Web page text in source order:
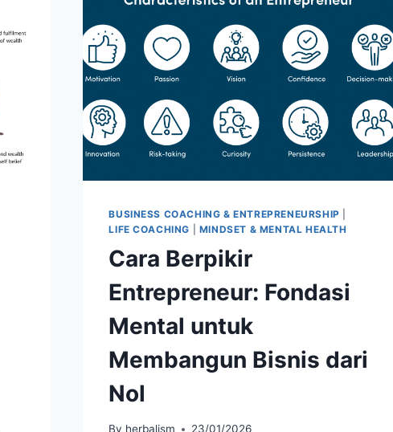
BUSINESS COACHING & ENTREPRENEURSHIP
LIFE COACHING
MINDSET & MENTAL HEALTH
Cara Berpikir
Entrepreneur: Fondasi
Mental untuk
Membangun Bisnis dari
Nol
By herbalism 23/01/2026